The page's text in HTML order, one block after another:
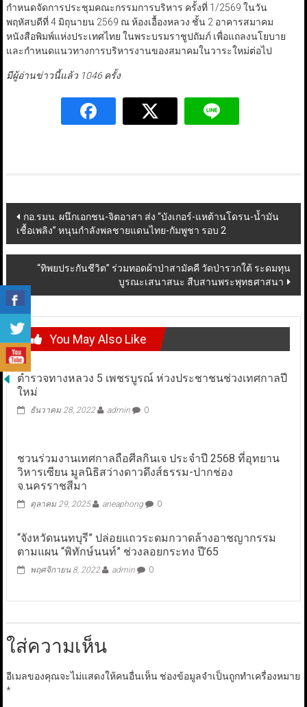
กำหนดจัดการประชุมคณะกรรมการบริหาร ครั้งที่ 1/2569 ในวัน
พฤหัสบดีที่ 4 มิถุนายน 2569 ณ ห้องเอื้องหลวง ชั้น 2 อาคารสมาคม
หนังสือพิมพ์แห่งประเทศไทย ในพระบรมราชูปถัมภ์ เพื่อแถลงนโยบาย
และกำหนดแนวทางการบริหารงานของสมาคมในวาระใหม่ต่อไป
มีผู้อ่านข่าวนี้แล้ว 1046 ครั้ง
Post
navigation
กอ.รมน. ผนึกเอกชน-จิตอาสา ส่ง “บังเกอร์-แหต้านโดรน-น้ำมัน
เชื้อเพลิง” หนุนกำลังพลชายแดนไทย-กัมพูชา รอบ 2
“ทิพยประกันชีวิต” ร่วมทอดผ้าป่าสามัคคี วัดป่ารวกใต้ ระดมทุน
บูรณะเสนาสนะ สืบสานพระพุทธศาสนา
You May Also Like
ตำรวจทางหลวง 5 เพชรบูรณ์ ห่วงประชาชนช่วงเทศกาลปี
ใหม่
ธันวาคม 28, 2022 admin 0
ชวนร่วมงานเทศกาลถือศีลกินเจ ประจำปี 2568 ที่อุทยาน
วิหารเซียน มูลนิธิสว่างดาวดึงส์ธรรม-ปากช่อง
จ.นครราชสีมา
ตุลาคม 29, 2025 aneaphong 0
“จังหวัดนนทบุรี” ปล่อยแถวระดมกวาดล้างอาชญากรรม
ตามแผน “พิทักษ์นนท์” ช่วงลอยกระทง ปี’65
พฤศจิกายน 8, 2022 admin 0
ใส่ความเห็น
อีเมลของคุณจะไม่แสดงให้คนอื่นเห็น ช่องข้อมูลจำเป็นถูกทำเครื่องหมาย
*